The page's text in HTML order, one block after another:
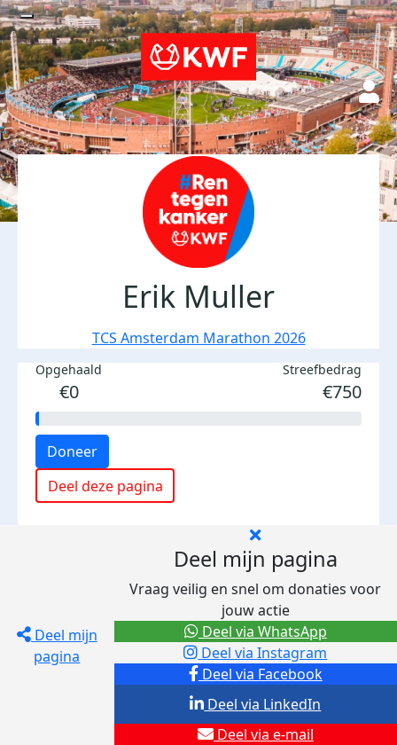
Erik Muller
TCS Amsterdam Marathon 2026
Opgehaald
€0
Streefbedrag
€750
Doneer
Deel deze pagina
Deel mijn
pagina
Deel mijn pagina
Vraag veilig en snel om donaties voor
jouw actie
Deel via Facebook
Deel via Instagram
Deel via e-mail
Deel via LinkedIn
Deel via WhatsApp